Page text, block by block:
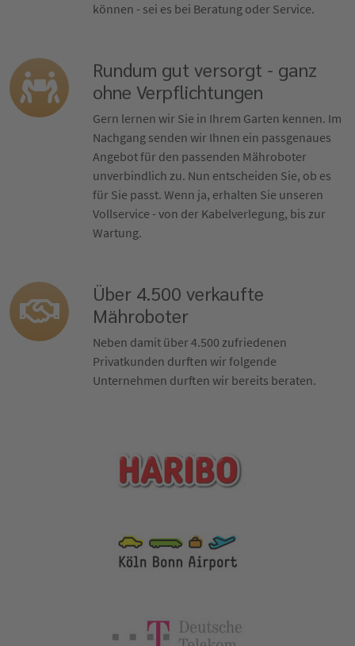
können - sei es bei Beratung oder Service.
Rundum gut versorgt - ganz
ohne Verpflichtungen
Gern lernen wir Sie in Ihrem Garten kennen. Im
Nachgang senden wir Ihnen ein passgenaues
Angebot für den passenden Mähroboter
unverbindlich zu. Nun entscheiden Sie, ob es
für Sie passt. Wenn ja, erhalten Sie unseren
Vollservice - von der Kabelverlegung, bis zur
Wartung.
Über 4.500 verkaufte
Mähroboter
Neben damit über 4.500 zufriedenen
Privatkunden durften wir folgende
Unternehmen durften wir bereits beraten.